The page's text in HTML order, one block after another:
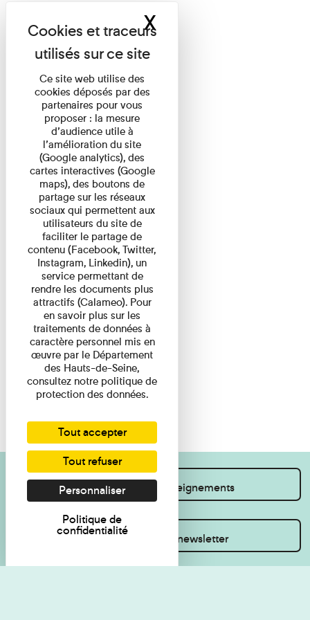
Je souhaite des renseignements
Inscrivez-vous à la newsletter
Ce site web utilise des
cookies déposés par des
partenaires pour vous
proposer : la mesure
d’audience utile à
l’amélioration du site
(Google analytics), des
cartes interactives (Google
maps), des boutons de
partage sur les réseaux
sociaux qui permettent aux
utilisateurs du site de
faciliter le partage de
contenu (Facebook, Twitter,
Instagram, Linkedin), un
service permettant de
rendre les documents plus
attractifs (Calameo). Pour
en savoir plus sur les
traitements de données à
caractère personnel mis en
œuvre par le Département
des Hauts-de-Seine,
consultez notre politique de
protection des données.
Tout accepter
Tout refuser
Personnaliser
Politique de
confidentialité
XMasquer le